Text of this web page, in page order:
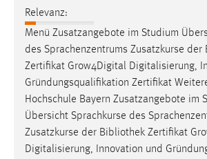
Relevanz:
Menü Zusatzangebote im Studium
des Sprachenzentrums Zusatzkurse der
Zertifikat Grow4Digital Digitalisierung,
Gründungsqualifikation Zertifikat
Hochschule Bayern Zusatzangebote im
Übersicht Sprachkurse des
Zusatzkurse der Bibliothek Zertifikat
Digitalisierung, Innovation und